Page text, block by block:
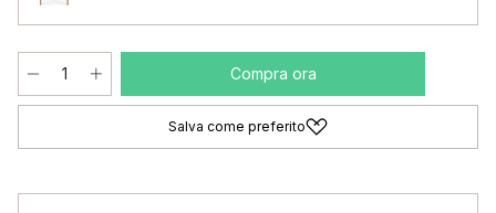
Compra ora
Salva come preferito